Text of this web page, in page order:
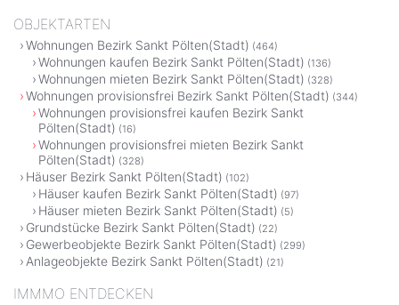
OBJEKTARTEN
Wohnungen Bezirk Sankt Pölten(Stadt) (464)
Wohnungen kaufen Bezirk Sankt Pölten(Stadt) (136)
Wohnungen mieten Bezirk Sankt Pölten(Stadt) (328)
Wohnungen provisionsfrei Bezirk Sankt Pölten(Stadt) (344)
Wohnungen provisionsfrei kaufen Bezirk Sankt
Pölten(Stadt) (16)
Wohnungen provisionsfrei mieten Bezirk Sankt
Pölten(Stadt) (328)
Häuser Bezirk Sankt Pölten(Stadt) (102)
Häuser kaufen Bezirk Sankt Pölten(Stadt) (97)
Häuser mieten Bezirk Sankt Pölten(Stadt) (5)
Grundstücke Bezirk Sankt Pölten(Stadt) (22)
Gewerbeobjekte Bezirk Sankt Pölten(Stadt) (299)
Anlageobjekte Bezirk Sankt Pölten(Stadt) (21)
IMMMO ENTDECKEN